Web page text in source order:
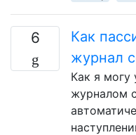
6
Как
журнал
Как я могу
журналом